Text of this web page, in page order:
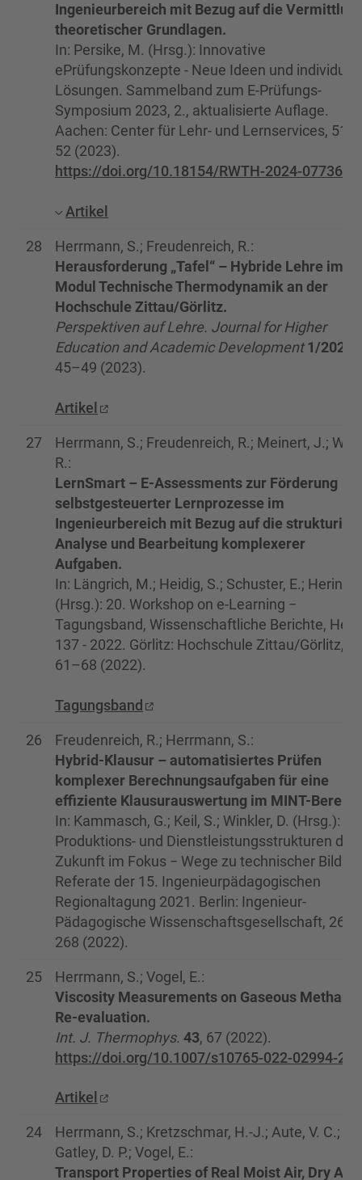
Ingenieurbereich mit Bezug auf die
theoretischer Grundlagen.
In: Persike, M. (Hrsg.): Innovative
ePrüfungskonzepte - Neue Ideen und
Lösungen. Sammelband zum E-Prüfungs-
Symposium 2023, 2., aktualisierte Auflage.
Aachen: Center für Lehr- und Lernservices, 51–
52 (2023).
https://doi.org/10.18154/RWTH-2024-07736
Artikel
28
Herrmann, S.; Freudenreich, R.:
Herausforderung „Tafel“ – Hybride Lehre im
Modul Technische Thermodynamik an der
Hochschule Zittau/Görlitz.
Perspektiven auf Lehre. Journal for Higher
Education and Academic Development 1/2023
45–49 (2023).
Artikel
27
Herrmann, S.; Freudenreich, R.; Meinert, J.;
R.:
LernSmart – E-Assessments zur Förderung
selbstgesteuerter Lernprozesse im
Ingenieurbereich mit Bezug auf die
Analyse und Bearbeitung komplexerer
Aufgaben.
In: Längrich, M.; Heidig, S.; Schuster, E.; Hering,
(Hrsg.): 20. Workshop on e-Learning −
Tagungsband, Wissenschaftliche Berichte, Heft
137 - 2022. Görlitz: Hochschule Zittau/Görlitz,
61–68 (2022).
Tagungsband
26
Freudenreich, R.; Herrmann, S.:
Hybrid-Klausur – automatisiertes Prüfen
komplexer Berechnungsaufgaben für eine
effiziente Klausurauswertung im MINT-
In: Kammasch, G.; Keil, S.; Winkler, D. (Hrsg.):
Produktions- und Dienstleistungsstrukturen der
Zukunft im Fokus − Wege zu technischer
Referate der 15. Ingenieurpädagogischen
Regionaltagung 2021. Berlin: Ingenieur-
Pädagogische Wissenschaftsgesellschaft, 263–
268 (2022).
25
Herrmann, S.; Vogel, E.:
Viscosity Measurements on Gaseous Methane:
Re-evaluation.
Int. J. Thermophys. 43, 67 (2022).
https://doi.org/10.1007/s10765-022-02994-2
Artikel
24
Herrmann, S.; Kretzschmar, H.-J.; Aute, V. C.;
Gatley, D. P.; Vogel, E.:
Transport Properties of Real Moist Air, Dry Air,